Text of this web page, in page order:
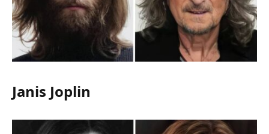
Janis Joplin